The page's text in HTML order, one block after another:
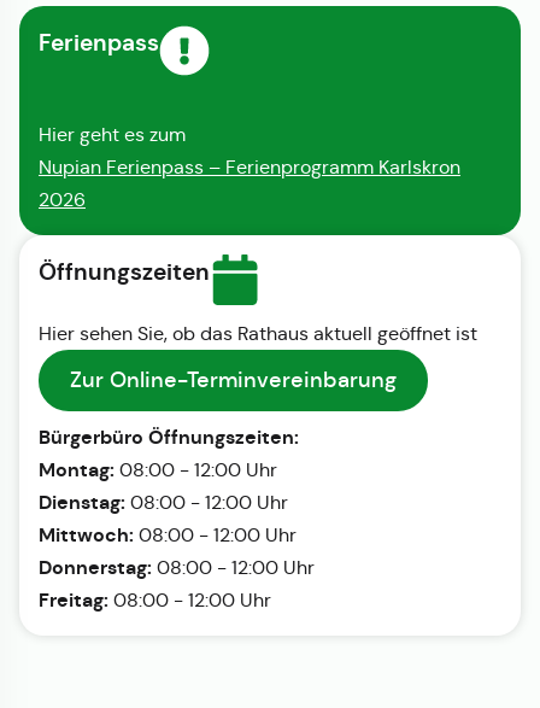
Ferienpass
Hier geht es zum
Nupian Ferienpass – Ferienprogramm Karlskron
2026
Öffnungszeiten
Hier sehen Sie, ob das Rathaus aktuell geöffnet ist
Zur Online-Terminvereinbarung
Bürgerbüro Öffnungszeiten:
Montag: 08:00 - 12:00 Uhr
Dienstag: 08:00 - 12:00 Uhr
Mittwoch: 08:00 - 12:00 Uhr
Donnerstag: 08:00 - 12:00 Uhr
Freitag: 08:00 - 12:00 Uhr